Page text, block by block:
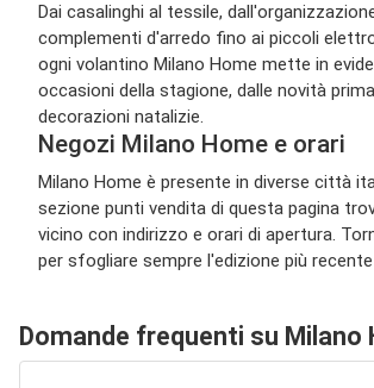
Dai casalinghi al tessile,
complementi d'arredo fino ai piccoli
ogni volantino Milano Home mette in
occasioni della stagione, dalle novità
decorazioni natalizie.
Negozi Milano Home e orari
Milano Home è presente in diverse città
sezione punti vendita di questa pagina
vicino con indirizzo e orari di apertura.
per sfogliare sempre l'edizione più
Domande frequenti su Milano